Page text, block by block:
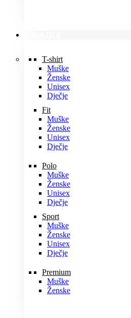
T-shirt
Muške
Ženske
Unisex
Dječje
Fit
Muške
Ženske
Unisex
Dječje
Polo
Muške
Ženske
Unisex
Dječje
Sport
Muške
Ženske
Unisex
Dječje
Premium
Muške
Ženske